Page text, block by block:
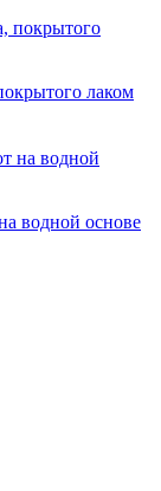
лаком
водной основе